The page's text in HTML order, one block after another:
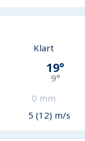
Klart
19°
9°
0 mm
5 (12) m/s